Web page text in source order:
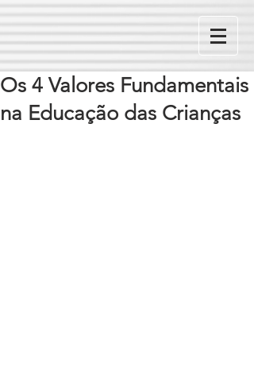
Os 4 Valores Fundamentais
na Educação das Crianças